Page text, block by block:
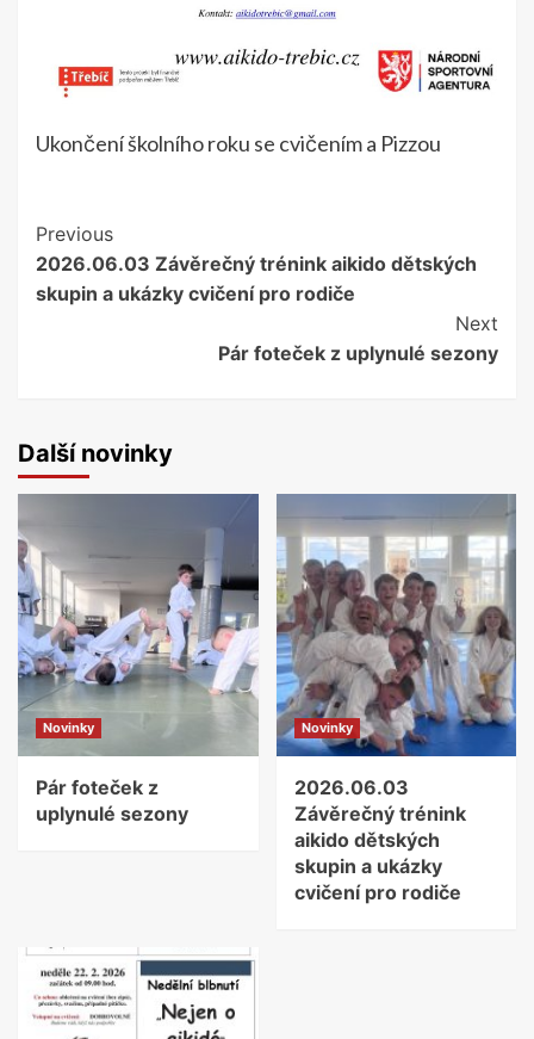
Ukončení školního roku se cvičením a Pizzou
Continue
Reading
Previous
2026.06.03 Závěrečný trénink aikido dětských
skupin a ukázky cvičení pro rodiče
Next
Pár foteček z uplynulé sezony
Další novinky
Novinky
Pár foteček z
uplynulé sezony
Novinky
2026.06.03
Závěrečný trénink
aikido dětských
skupin a ukázky
cvičení pro rodiče